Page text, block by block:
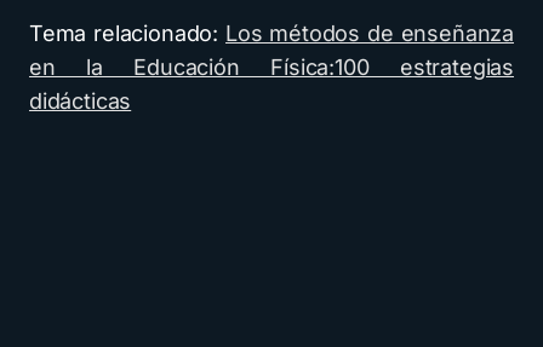
Tema relacionado: Los métodos de enseñanza
en la Educación Física:100 estrategias
didácticas